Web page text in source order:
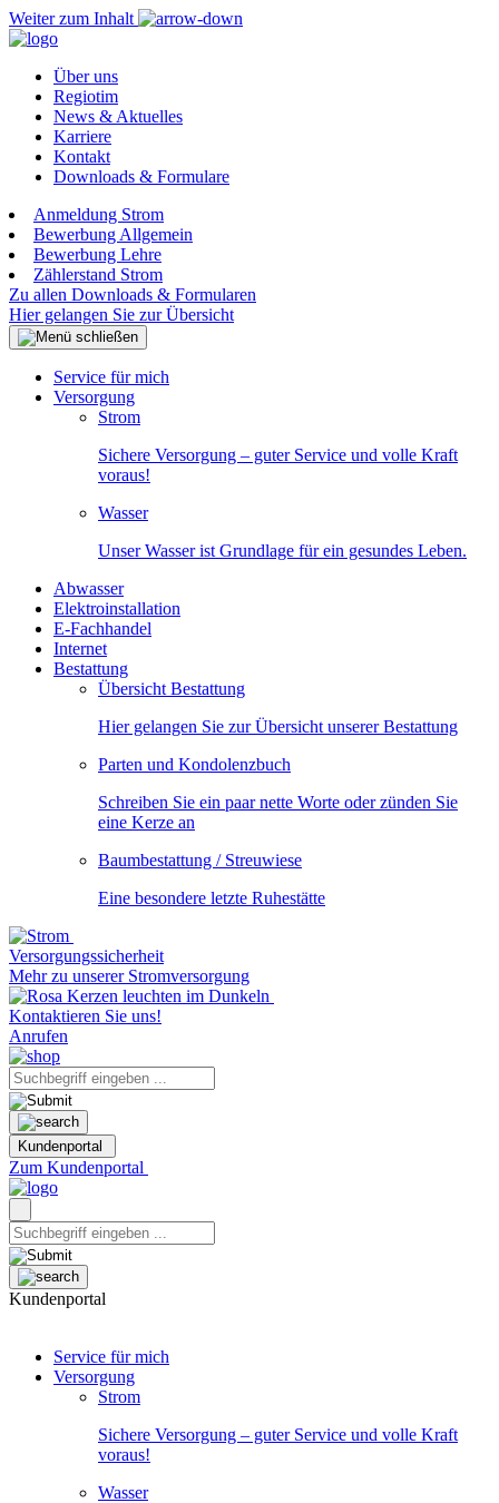
Weiter zum Inhalt
Über uns
Regiotim
News & Aktuelles
Karriere
Kontakt
Downloads & Formulare
Anmeldung Strom
Bewerbung Allgemein
Bewerbung Lehre
Zählerstand Strom
Zu allen Downloads & Formularen
Hier gelangen Sie zur Übersicht
Service für mich
Versorgung
Strom
Sichere Versorgung – guter Service und volle Kraft
voraus!
Wasser
Unser Wasser ist Grundlage für ein gesundes Leben.
Abwasser
Elektroinstallation
E-Fachhandel
Internet
Bestattung
Übersicht Bestattung
Hier gelangen Sie zur Übersicht unserer Bestattung
Parten und Kondolenzbuch
Schreiben Sie ein paar nette Worte oder zünden Sie
eine Kerze an
Baumbestattung / Streuwiese
Eine besondere letzte Ruhestätte
Versorgungssicherheit
Mehr zu unserer Stromversorgung
Kontaktieren Sie uns!
Anrufen
Kundenportal
Zum Kundenportal
Kundenportal
Service für mich
Versorgung
Strom
Sichere Versorgung – guter Service und volle Kraft
voraus!
Wasser